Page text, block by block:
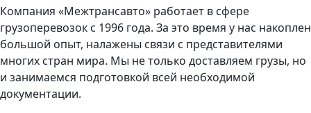
Компания «Межтрансавто» работает в сфере
грузоперевозок с 1996 года. За это время у нас накоплен
большой опыт, налажены связи с представителями
многих стран мира. Мы не только доставляем грузы, но
и занимаемся подготовкой всей необходимой
документации.